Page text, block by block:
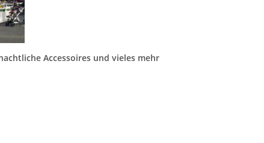
Accessoires und vieles mehr